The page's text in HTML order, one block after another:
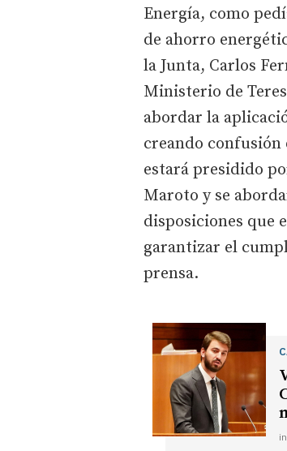
Energía, como
de ahorro
la Junta, Carlos
Ministerio de
abordar la
creando
estará presidido
Maroto y se
disposiciones que
garantizar el
prensa.